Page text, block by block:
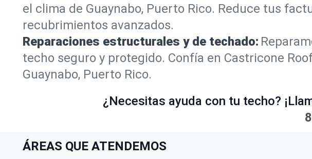
el clima de Guaynabo, Puerto Rico. Reduce tus
recubrimientos avanzados.
Reparaciones estructurales y de techado:
techo seguro y protegido. Confía en Castricone
Guaynabo, Puerto Rico.
¿Necesitas ayuda con tu techo?
ÁREAS QUE ATENDEMOS